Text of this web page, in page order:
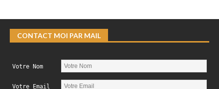
CONTACT MOI PAR MAIL
Votre Nom
Votre Email